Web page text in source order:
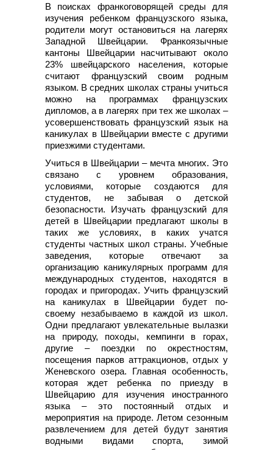
В поисках франкоговорящей среды для
изучения ребенком французского языка,
родители могут остановиться на лагерях
Западной Швейцарии. Франкоязычные
кантоны Швейцарии насчитывают около
23% швейцарского населения, которые
считают французский своим родным
языком. В средних школах страны учиться
можно на программах французских
дипломов, а в лагерях при тех же школах –
усовершенствовать французский язык на
каникулах в Швейцарии вместе с другими
приезжими студентами.
Учиться в Швейцарии – мечта многих. Это
связано с уровнем образования,
условиями, которые создаются для
студентов, не забывая о детской
безопасности. Изучать французский для
детей в Швейцарии предлагают школы в
таких же условиях, в каких учатся
студенты частных школ страны. Учебные
заведения, которые отвечают за
организацию каникулярных программ для
международных студентов, находятся в
городах и пригородах. Учить французский
на каникулах в Швейцарии будет по-
своему незабываемо в каждой из школ.
Одни предлагают увлекательные вылазки
на природу, походы, кемпинги в горах,
другие – поездки по окрестностям,
посещения парков аттракционов, отдых у
Женевского озера. Главная особенность,
которая ждет ребенка по приезду в
Швейцарию для изучения иностранного
языка – это постоянный отдых и
мероприятия на природе. Летом сезонным
развлечением для детей будут занятия
водными видами спорта, зимой